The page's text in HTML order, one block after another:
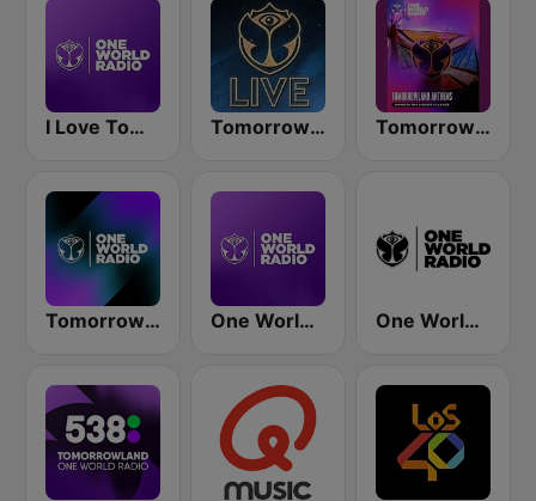
I Love Tomorrowland One World Radio Tomorrowland Live Tomorrowland Anthems
Tomorrowland One World Radio UK One World Radio One World Radio UK